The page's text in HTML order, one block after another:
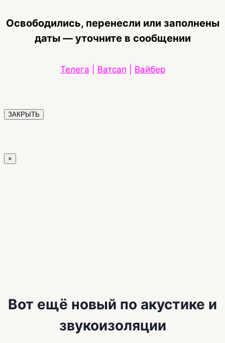
Освободились, перенесли или заполнены
даты — уточните в сообщении
Телега Ватсап Вайбер
ЗАКРЫТЬ
×
Вот ещё новый по акустике и
звукоизоляции